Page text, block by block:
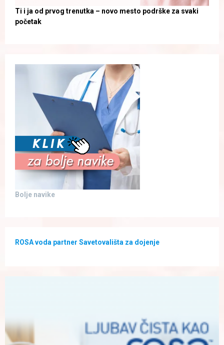
Ti i ja od prvog trenutka – novo mesto podrške za svaki
početak
Bolje navike
ROSA voda partner Savetovališta za dojenje